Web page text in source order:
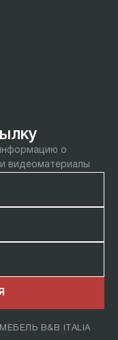
о
видеоматериалы
B&B ITALIA